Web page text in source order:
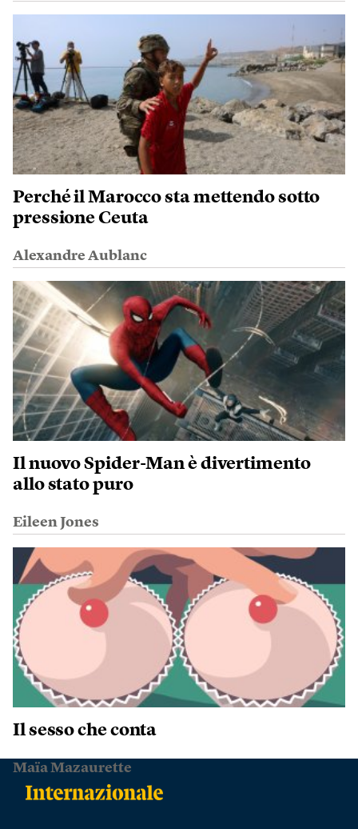
Perché il Marocco sta mettendo sotto
pressione Ceuta
Alexandre Aublanc
Il nuovo Spider-Man è divertimento
allo stato puro
Eileen Jones
Il sesso che conta
Maïa Mazaurette